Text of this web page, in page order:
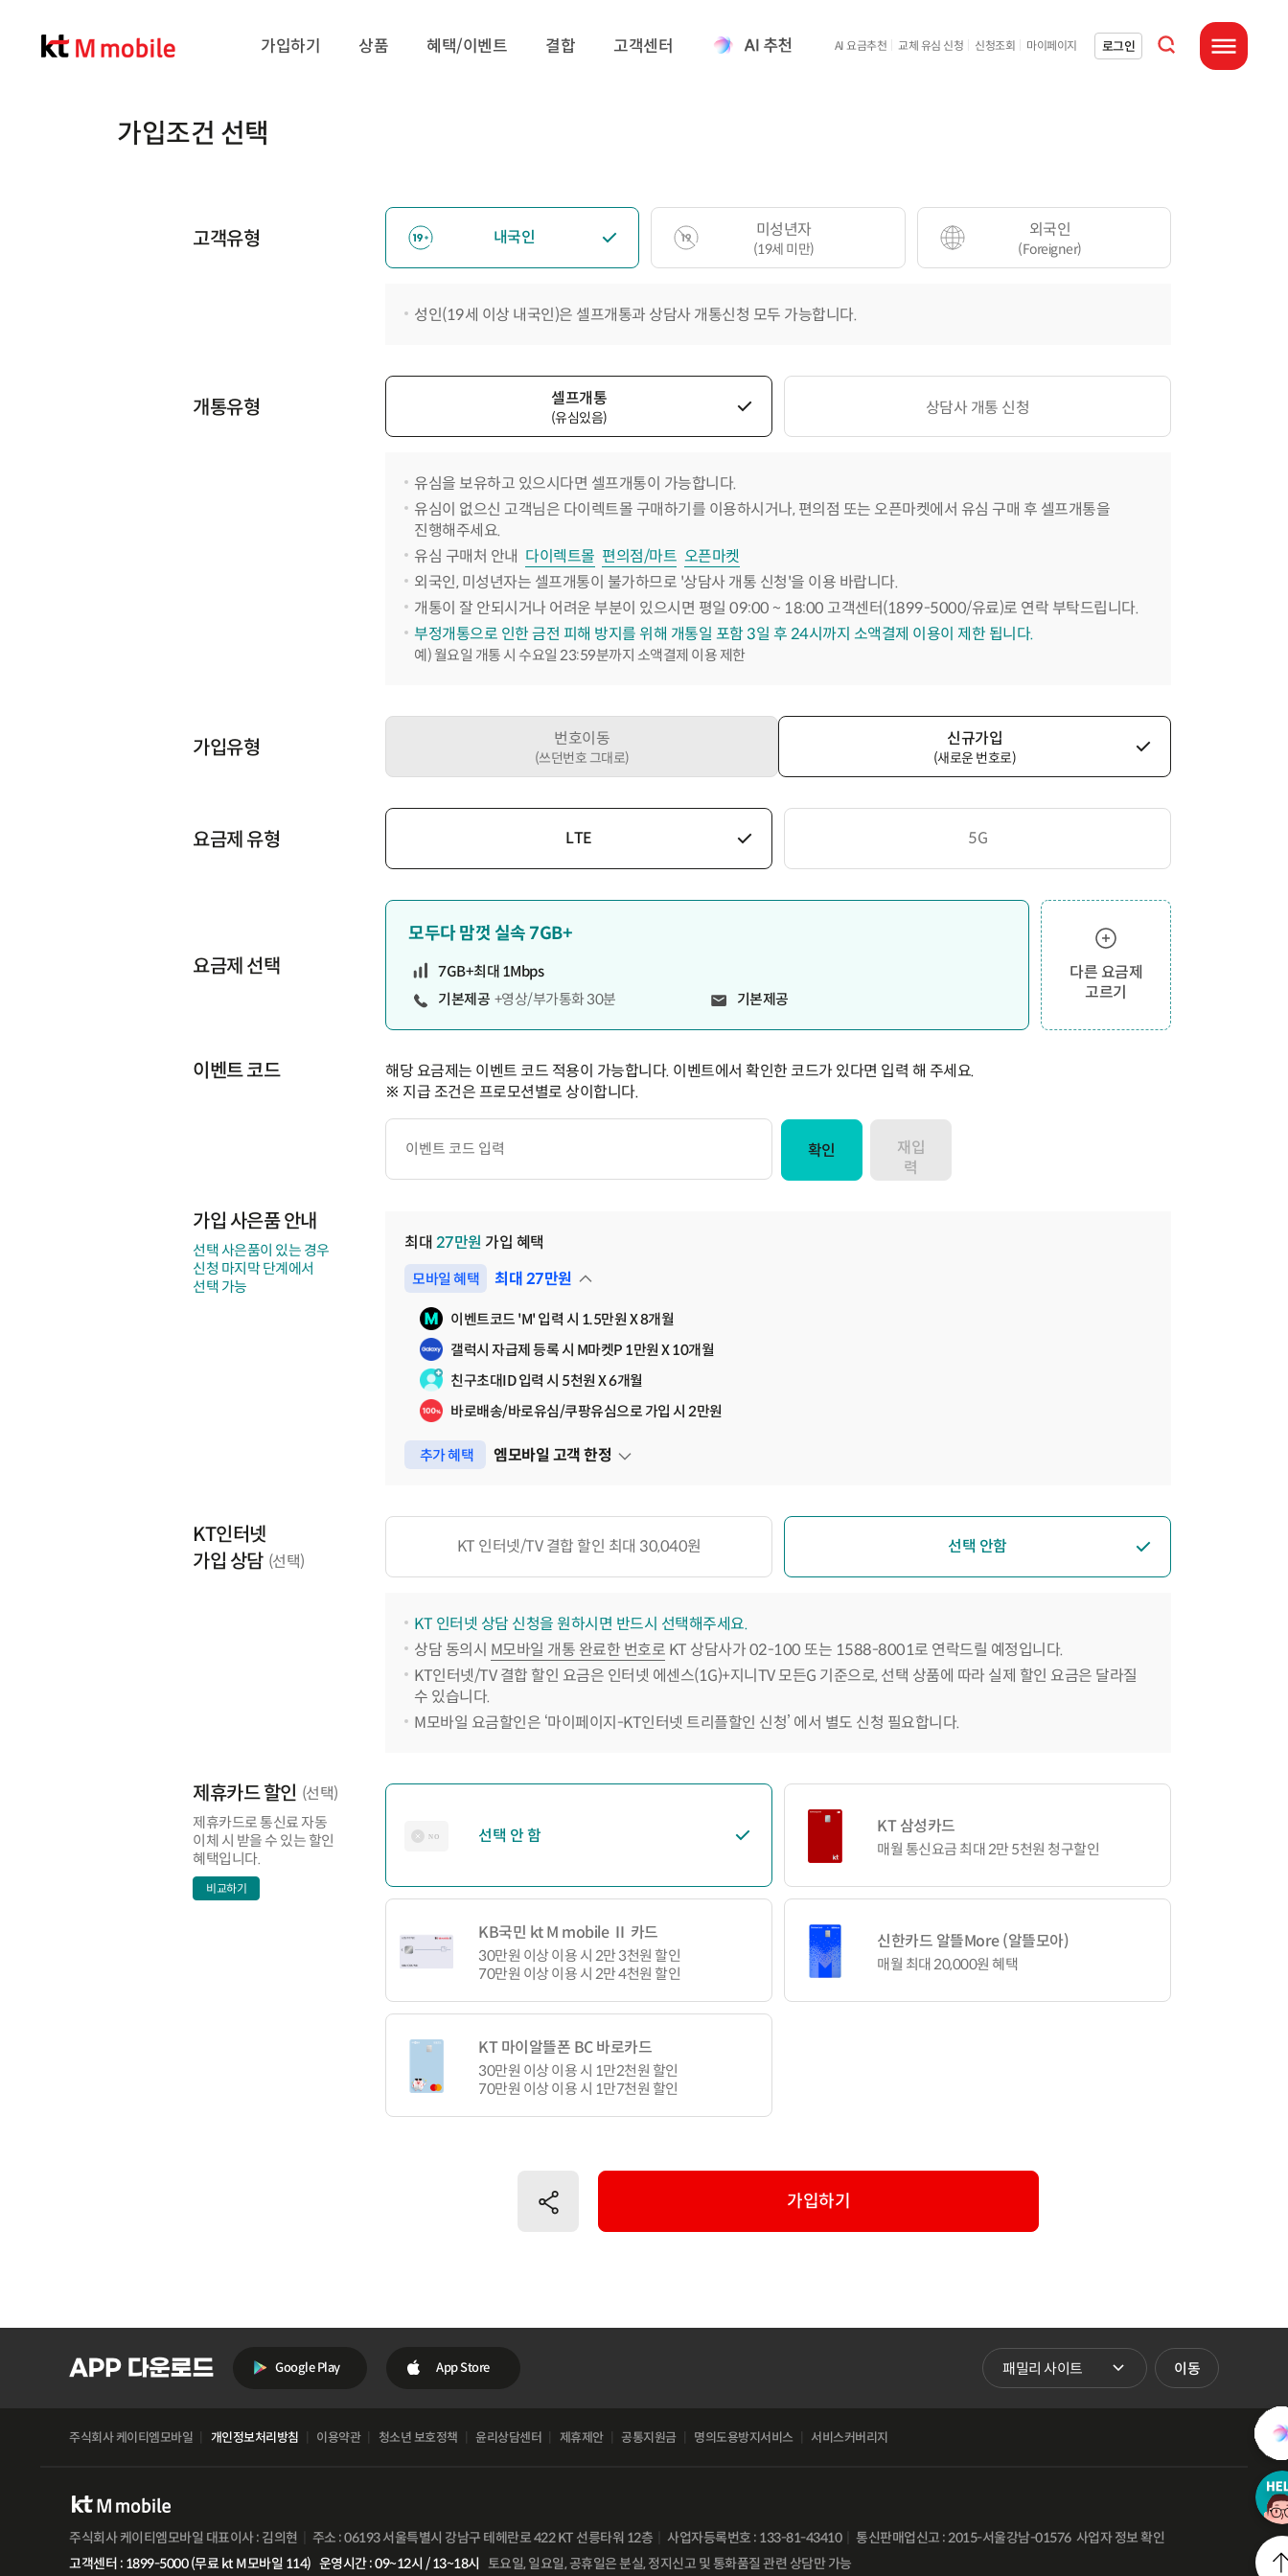
가입하기 상품 혜택/이벤트 결합 고객센터 AI 요금추천 교체 유심 신청 신청조회 마이페이지 로그인
통합검색 열기
전체메뉴 열기
가입조건 선택
고객유형 내국인 미성년자
(19세 미만)
외국인
(Foreigner)
성인(19세 이상 내국인)은 셀프개통과 상담사 개통신청 모두 가능합니다.
개통유형 셀프개통
(유심있음) 상담사 개통 신청
유심을 보유하고 있으시다면 셀프개통이 가능합니다.
유심이 없으신 고객님은 다이렉트몰 구매하기를 이용하시거나, 편의점 또는 오픈마켓에서 유심 구매 후 셀프개통을
진행해주세요.
유심 구매처 안내 다이렉트몰 편의점/마트 오픈마켓
외국인, 미성년자는 셀프개통이 불가하므로 '상담사 개통 신청'을 이용 바랍니다.
개통이 잘 안되시거나 어려운 부분이 있으시면 평일 09:00 ~ 18:00 고객센터(1899-5000/유료)로 연락 부탁드립니다.
부정개통으로 인한 금전 피해 방지를 위해 개통일 포함 3일 후 24시까지 소액결제 이용이 제한 됩니다.
예) 월요일 개통 시 수요일 23:59분까지 소액결제 이용 제한
가입유형 번호이동
(쓰던번호 그대로)
신규가입
(새로운 번호로)
요금제 유형 LTE 5G
요금제 선택
모두다 맘껏 실속 7GB+
7GB+최대 1Mbps
기본제공 +영상/부가통화 30분 기본제공
다른 요금제
고르기
이벤트 코드
해당 요금제는 이벤트 코드 적용이 가능합니다. 이벤트에서 확인한 코드가 있다면 입력 해 주세요.
※ 지급 조건은 프로모션별로 상이합니다.
이
확인
재입
력
가입 사은품 안내
선택 사은품이 있는 경우
신청 마지막 단계에서
선택 가능
최대 27만원 가입 혜택
모바일 혜택 최대 27만원
펼쳐보기
이벤트코드 'M' 입력 시 1.5만원 X 8개월
갤럭시 자급제 등록 시 M마켓P 1만원 X 10개월
친구초대ID 입력 시 5천원 X 6개월
바로배송/바로유심/쿠팡유심으로 가입 시 2만원
추가 혜택 엠모바일 고객 한정
펼쳐보기
KT인터넷
가입 상담 (선택)
KT 인터넷/TV 결합 할인 최대 30,040원 선택 안함
KT 인터넷 상담 신청을 원하시면 반드시 선택해주세요.
상담 동의시 M모바일 개통 완료한 번호로 KT 상담사가 02-100 또는 1588-8001로 연락드릴 예정입니다.
KT인터넷/TV 결합 할인 요금은 인터넷 에센스(1G)+지니TV 모든G 기준으로, 선택 상품에 따라 실제 할인 요금은 달라질
수 있습니다.
M모바일 요금할인은 ‘마이페이지-KT인터넷 트리플할인 신청’ 에서 별도 신청 필요합니다.
제휴카드 할인 (선택)
제휴카드로 통신료 자동
이체 시 받을 수 있는 할인
혜택입니다.
비교하기
선택 안 함 KT 삼성카드
매월 통신요금 최대 2만 5천원 청구할인
KB국민 kt M mobile Ⅱ 카드
30만원 이상 이용 시 2만 3천원 할인
70만원 이상 이용 시 2만 4천원 할인
신한카드 알뜰More (알뜰모아)
매월 최대 20,000원 혜택
KT 마이알뜰폰 BC 바로카드
30만원 이상 이용 시 1만2천원 할인
70만원 이상 이용 시 1만7천원 할인
공유하기 가입하기
Google Play App Store 패밀리 사이트 바로가기
이동
주식회사 케이티엠모바일 개인정보처리방침 이용약관 청소년 보호정책 윤리상담센터 제휴제안 공통지원금 명의도용방지서비스 서비스커버리지
주식회사 케이티엠모바일 대표이사 : 김의현 주소 : 06193 서울특별시 강남구 테헤란로 422 KT 선릉타워 12층 사업자등록번호 : 133-81-43410 통신판매업신고 : 2015-서울강남-01576 사업자 정보 확인
고객센터 : 1899-5000 (무료 kt M모바일 114) 운영시간 : 09~12시 / 13~18시 토요일, 일요일, 공휴일은 분실, 정지신고 및 통화품질 관련 상담만 가능